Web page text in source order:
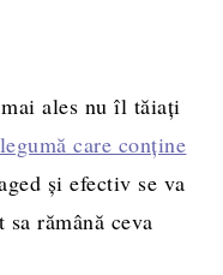
ales nu îl tăiați
legumă care conține
și efectiv se va
rămână ceva